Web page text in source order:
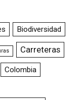
Biodiversidad
Carreteras
Colombia